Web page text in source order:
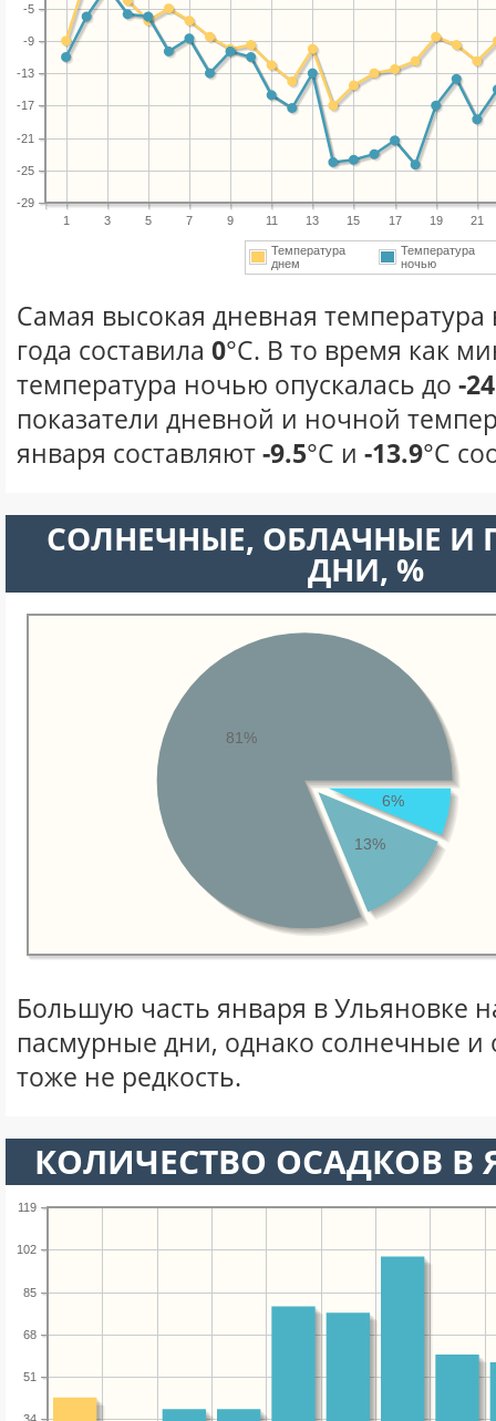
1 3 5 7 9 11 13 15 17 19 21
-29
-25
-21
-17
-13
-9
-5
Температура
днем
Температура
ночью
Самая высокая дневная температура
года составила 0°С. В то время как
температура ночью опускалась до -24
показатели дневной и ночной
января составляют-9.5°С и -13.9°С
CОЛНЕЧНЫЕ, ОБЛАЧНЫЕ И
ДНИ, %
6%
13%
81%
Большую часть января в Ульяновке
пасмурные дни, однако солнечные
тоже не редкость.
КОЛИЧЕСТВО ОСАДКОВ В
51
68
85
102
119